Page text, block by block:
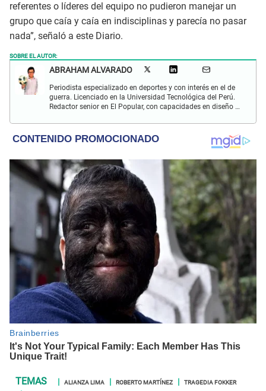
referentes o líderes del equipo no pudieron manejar un
grupo que caía y caía en indisciplinas y parecía no pasar
nada”, señaló a este Diario.
SOBRE EL AUTOR:
ABRAHAM ALVARADO
Periodista especializado en deportes y con interés en el de
guerra. Licenciado en la Universidad Tecnológica del Perú.
Redactor senior en El Popular, con capacidades en diseño y
cultural.
ALIANZA LIMA ROBERTO MARTÍNEZ
TRAGEDIA FOKKER